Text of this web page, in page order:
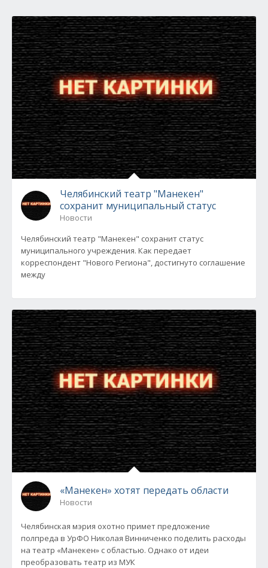
Челябинский театр "Манекен"
сохранит муниципальный статус
Новости
Челябинский театр "Манекен" сохранит статус
муниципального учреждения. Как передает
корреспондент "Нового Региона", достигнуто соглашение
между
«Манекен» хотят передать области
Новости
Челябинская мэрия охотно примет предложение
полпреда в УрФО Николая Винниченко поделить расходы
на театр «Манекен» с областью. Однако от идеи
преобразовать театр из МУК